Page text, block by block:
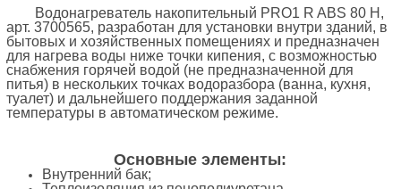
Водонагреватель накопительный PRO1 R ABS 80 H,
арт. 3700565, разработан для установки внутри зданий, в
бытовых и хозяйственных помещениях и предназначен
для нагрева воды ниже точки кипения, с возможностью
снабжения горячей водой (не предназначенной для
питья) в нескольких точках водоразбора (ванна, кухня,
туалет) и дальнейшего поддержания заданной
температуры в автоматическом режиме.
Основные элементы:
Внутренний бак;